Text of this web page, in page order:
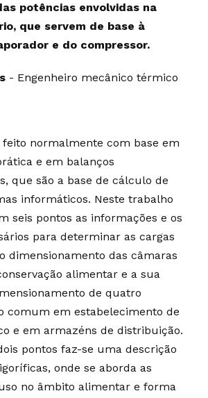
potências envolvidas na
que servem de base à
e do compressor.
- Engenheiro mecânico térmico
feito normalmente com base em
e em balanços
que são a base de cálculo de
informáticos. Neste trabalho
seis pontos as informações e os
para determinar as cargas
dimensionamento das câmaras
alimentar e a sua
de quatro
comum em estabelecimento de
e em armazéns de distribuição.
pontos faz-se uma descrição
onde se aborda as
no âmbito alimentar e forma